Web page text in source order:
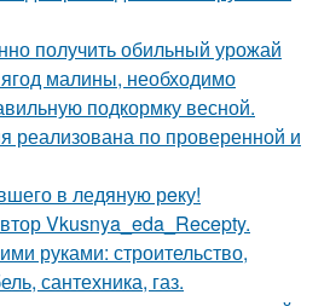
получить обильный урожай
малины, необходимо
подкормку весной.
реализована по проверенной и
в ледяную рeку!
Vkusnya_eda_Recepty.
руками: строительство,
сантехника, газ.